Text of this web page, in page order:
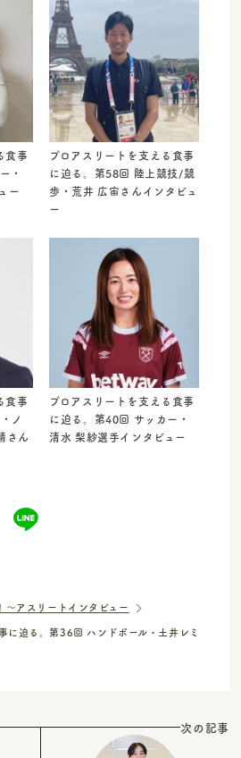
食事
・
ー
プロアスリートを支える食事
に迫る。第58回 陸上競技/競
歩・荒井 広宙さんインタビュ
ー
食事
ノ
さん
プロアスリートを支える食事
に迫る。第40回 サッカー・
清水 梨紗選手インタビュー
アスリートインタビュー
に迫る。第36回 ハンドボール・土井レミ
次の記事